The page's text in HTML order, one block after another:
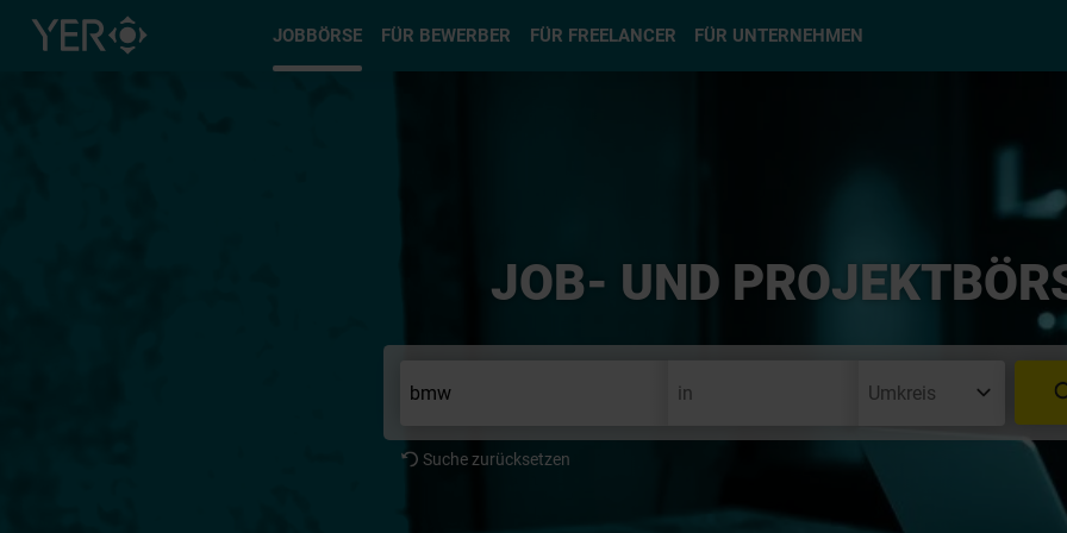
JOBBÖRSE FÜR BEWERBER FÜR FREELANCER FÜR UNTERNEHMEN
Typ auswählen
JOB- UND
Suche zurücksetzen